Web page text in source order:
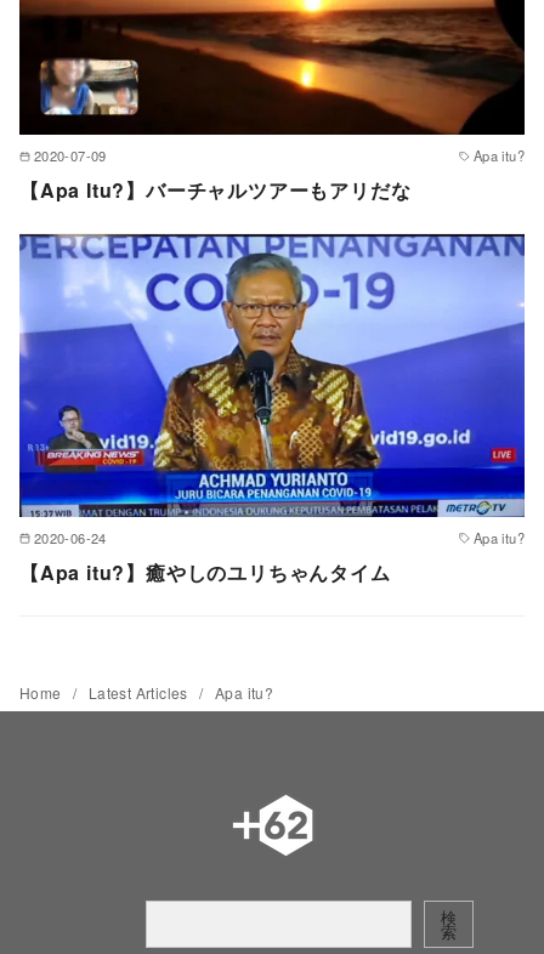
2020-07-09 Apa itu?
【Apa Itu?】バーチャルツアーもアリだな
2020-06-24 Apa itu?
【Apa itu?】癒やしのユリちゃんタイム
Home Latest Articles Apa itu?
索
検
索